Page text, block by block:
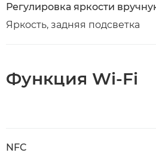
Регулировка яркости
Яркость, задняя подсветка
Функция Wi-Fi
NFC